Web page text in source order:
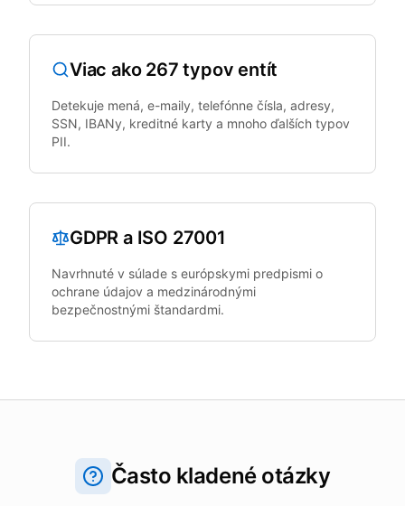
Viac ako 267 typov entít
Detekuje mená, e-maily, telefónne čísla, adresy,
SSN, IBANy, kreditné karty a mnoho ďalších typov
PII.
GDPR a ISO 27001
Navrhnuté v súlade s európskymi predpismi o
ochrane údajov a medzinárodnými
bezpečnostnými štandardmi.
Často kladené otázky